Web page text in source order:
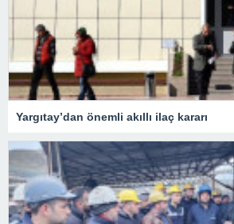
Yargıtay’dan önemli akıllı ilaç kararı